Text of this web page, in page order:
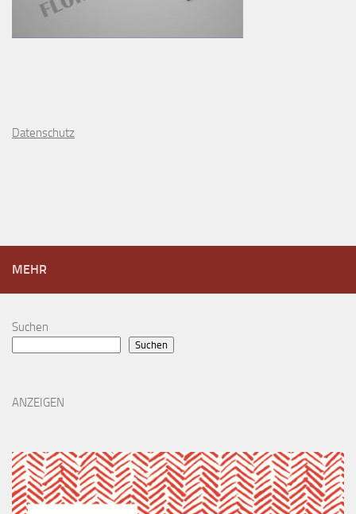
Datenschutz
MEHR
Suchen
Suchen
ANZEIGEN